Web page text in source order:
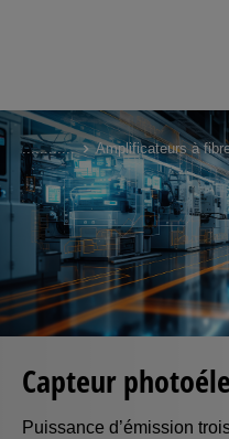
Skip
to
main
content
............ Amplificateurs à
Capteur
Puissance d’émission